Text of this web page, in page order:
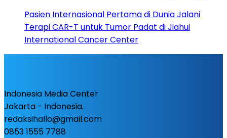
Pasien Internasional Pertama di Dunia Jalani
Terapi CAR-T untuk Tumor Padat di Jiahui
International Cancer Center
Indonesia Media Center
Jakarta - Indonesia.
redaksihallo@gmail.com
0853 1555 7788